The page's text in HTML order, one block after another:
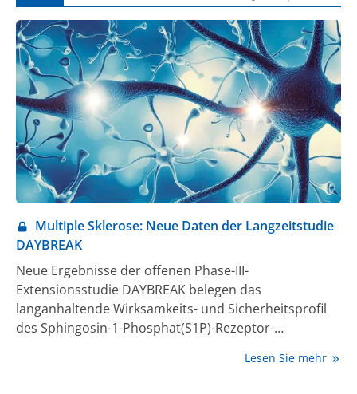
Multiple Sklerose: Neue Daten der Langzeitstudie
DAYBREAK
Neue Ergebnisse der offenen Phase-III-
Extensionsstudie DAYBREAK belegen das
langanhaltende Wirksamkeits- und Sicherheitsprofil
des Sphingosin-1-Phosphat(S1P)-Rezeptor-
schubförmig remittierender Multipler Sklerose
Lesen Sie mehr